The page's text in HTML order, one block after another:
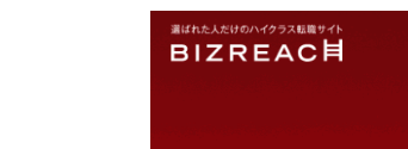
海外在住者が転職エージェ
海外転職に強いエージ